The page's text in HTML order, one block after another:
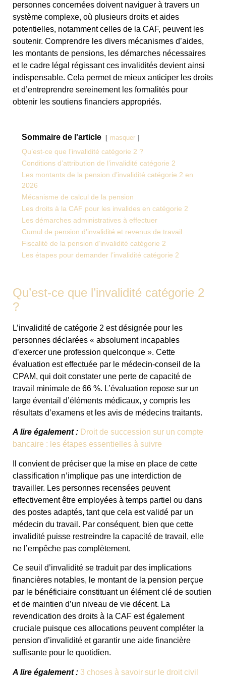
personnes concernées doivent naviguer à travers un
système complexe, où plusieurs droits et aides
potentielles, notamment celles de la CAF, peuvent les
soutenir. Comprendre les divers mécanismes d’aides,
les montants de pensions, les démarches nécessaires
et le cadre légal régissant ces invalidités devient ainsi
indispensable. Cela permet de mieux anticiper les droits
et d’entreprendre sereinement les formalités pour
obtenir les soutiens financiers appropriés.
Sommaire de l'article masquer
Qu’est-ce que l’invalidité catégorie 2 ?
Conditions d’attribution de l’invalidité catégorie 2
Les montants de la pension d’invalidité catégorie 2 en
2026
Mécanisme de calcul de la pension
Les droits à la CAF pour les invalides en catégorie 2
Les démarches administratives à effectuer
Cumul de pension d’invalidité et revenus de travail
Fiscalité de la pension d’invalidité catégorie 2
Les étapes pour demander l’invalidité catégorie 2
Qu’est-ce que l’invalidité catégorie 2
?
L’invalidité de catégorie 2 est désignée pour les
personnes déclarées « absolument incapables
d’exercer une profession quelconque ». Cette
évaluation est effectuée par le médecin-conseil de la
CPAM, qui doit constater une perte de capacité de
travail minimale de 66 %. L’évaluation repose sur un
large éventail d’éléments médicaux, y compris les
résultats d’examens et les avis de médecins traitants.
A lire également : Droit de succession sur un compte
bancaire : les étapes essentielles à suivre
Il convient de préciser que la mise en place de cette
classification n’implique pas une interdiction de
travailler. Les personnes recensées peuvent
effectivement être employées à temps partiel ou dans
des postes adaptés, tant que cela est validé par un
médecin du travail. Par conséquent, bien que cette
invalidité puisse restreindre la capacité de travail, elle
ne l’empêche pas complètement.
Ce seuil d’invalidité se traduit par des implications
financières notables, le montant de la pension perçue
par le bénéficiaire constituant un élément clé de soutien
et de maintien d’un niveau de vie décent. La
revendication des droits à la CAF est également
cruciale puisque ces allocations peuvent compléter la
pension d’invalidité et garantir une aide financière
suffisante pour le quotidien.
A lire également : 3 choses à savoir sur le droit civil